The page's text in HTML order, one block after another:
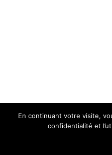
En continuant votre visite,
confidentialité et